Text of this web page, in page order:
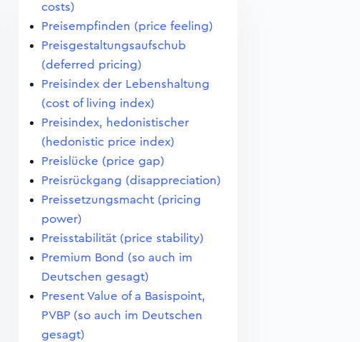
costs)
Preisempfinden (price feeling)
Preisgestaltungsaufschub
(deferred pricing)
Preisindex der Lebenshaltung
(cost of living index)
Preisindex, hedonistischer
(hedonistic price index)
Preislücke (price gap)
Preisrückgang (disappreciation)
Preissetzungsmacht (pricing
power)
Preisstabilität (price stability)
Premium Bond (so auch im
Deutschen gesagt)
Present Value of a Basispoint,
PVBP (so auch im Deutschen
gesagt)